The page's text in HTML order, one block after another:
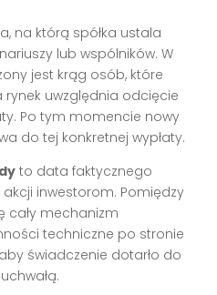
na którą spółka ustala
lub wspólników. W
jest krąg osób, które
uwzględnia odcięcie
Po tym momencie nowy
do tej konkretnej wypłaty.
to data faktycznego
inwestorom. Pomiędzy
cały mechanizm
techniczne po stronie
świadczenie dotarło do